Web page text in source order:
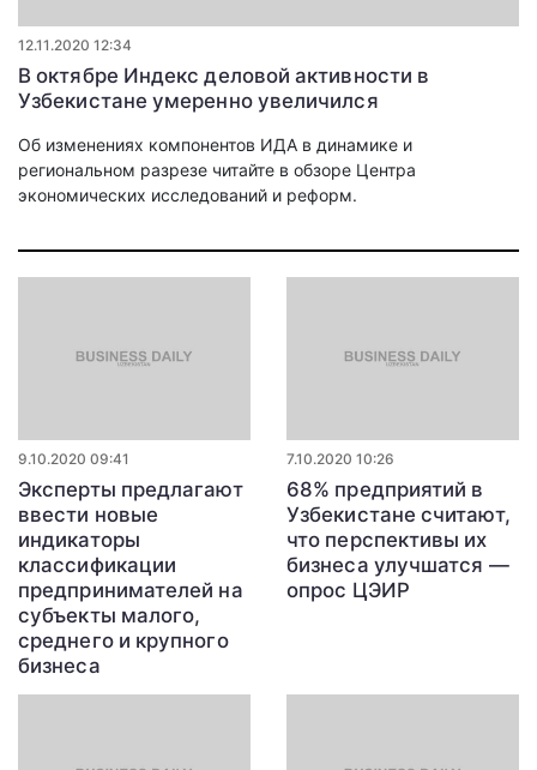
12.11.2020 12:34
В октябре Индекс деловой активности в
Узбекистане умеренно увеличился
Об изменениях компонентов ИДА в динамике и
региональном разрезе читайте в обзоре Центра
экономических исследований и реформ.
9.10.2020 09:41
Эксперты предлагают
ввести новые
индикаторы
классификации
предпринимателей на
субъекты малого,
среднего и крупного
бизнеса
7.10.2020 10:26
68% предприятий в
Узбекистане считают,
что перспективы их
бизнеса улучшатся —
опрос ЦЭИР